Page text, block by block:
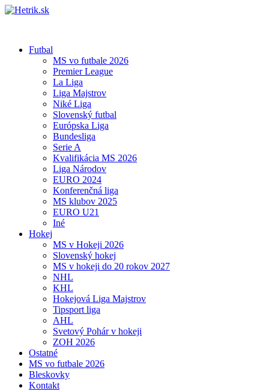
Futbal
MS vo futbale 2026
Premier League
La Liga
Liga Majstrov
Niké Liga
Slovenský futbal
Európska Liga
Bundesliga
Serie A
Kvalifikácia MS 2026
Liga Národov
EURO 2024
Konferenčná liga
MS klubov 2025
EURO U21
Iné
Hokej
MS v Hokeji 2026
Slovenský hokej
MS v hokeji do 20 rokov 2027
NHL
KHL
Hokejová Liga Majstrov
Tipsport liga
AHL
Svetový Pohár v hokeji
ZOH 2026
Ostatné
MS vo futbale 2026
Bleskovky
Kontakt